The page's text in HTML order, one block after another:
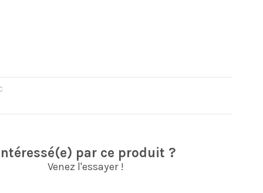
par ce produit ?
Venez l'essayer !